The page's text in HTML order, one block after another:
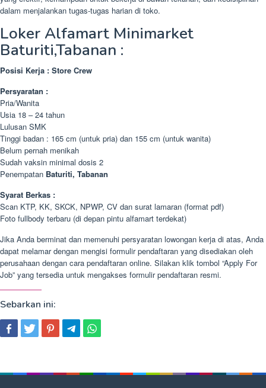
dalam menjalankan tugas-tugas harian di toko.
Loker Alfamart Minimarket
Baturiti,Tabanan :
Posisi Kerja : Store Crew
Persyaratan :
Pria/Wanita
Usia 18 – 24 tahun
Lulusan SMK
Tinggi badan : 165 cm (untuk pria) dan 155 cm (untuk wanita)
Belum pernah menikah
Sudah vaksin minimal dosis 2
Penempatan Baturiti, Tabanan
Syarat Berkas :
Scan KTP, KK, SKCK, NPWP, CV dan surat lamaran (format pdf)
Foto fullbody terbaru (di depan pintu alfamart terdekat)
Jika Anda berminat dan memenuhi persyaratan lowongan kerja di atas, Anda
dapat melamar dengan mengisi formulir pendaftaran yang disediakan oleh
perusahaan dengan cara pendaftaran online. Silakan klik tombol “Apply For
Job” yang tersedia untuk mengakses formulir pendaftaran resmi.
Sebarkan ini: